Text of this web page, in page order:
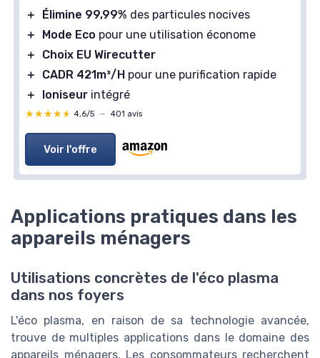
＋ Élimine 99,99% des particules nocives
＋
Mode Eco pour une utilisation économe
＋
Choix EU Wirecutter
＋
CADR 421m³/H pour une purification rapide
＋
Ioniseur intégré
★★★★★
★★★★★ 4,6/5 — 401 avis
Voir l'offre
Applications pratiques dans les
appareils ménagers
Utilisations concrètes de l'éco plasma
dans nos foyers
L'éco plasma, en raison de sa technologie avancée,
trouve de multiples applications dans le domaine des
appareils ménagers. Les consommateurs recherchent